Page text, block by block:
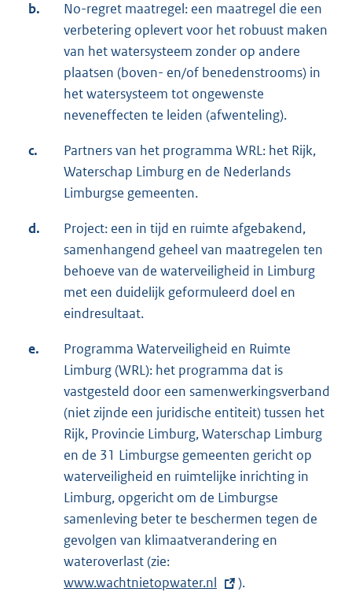
b.
No-regret maatregel: een maatregel die een
verbetering oplevert voor het robuust maken
van het watersysteem zonder op andere
plaatsen (boven- en/of benedenstrooms) in
het watersysteem tot ongewenste
neveneffecten te leiden (afwenteling).
c.
Partners van het programma WRL: het Rijk,
Waterschap Limburg en de Nederlands
Limburgse gemeenten.
d.
Project: een in tijd en ruimte afgebakend,
samenhangend geheel van maatregelen ten
behoeve van de waterveiligheid in Limburg
met een duidelijk geformuleerd doel en
eindresultaat.
e.
Programma Waterveiligheid en Ruimte
Limburg (WRL): het programma dat is
vastgesteld door een samenwerkingsverband
(niet zijnde een juridische entiteit) tussen het
Rijk, Provincie Limburg, Waterschap Limburg
en de 31 Limburgse gemeenten gericht op
waterveiligheid en ruimtelijke inrichting in
Limburg, opgericht om de Limburgse
samenleving beter te beschermen tegen de
gevolgen van klimaatverandering en
wateroverlast (zie:
x
www.wachtnietopwater.nl ).